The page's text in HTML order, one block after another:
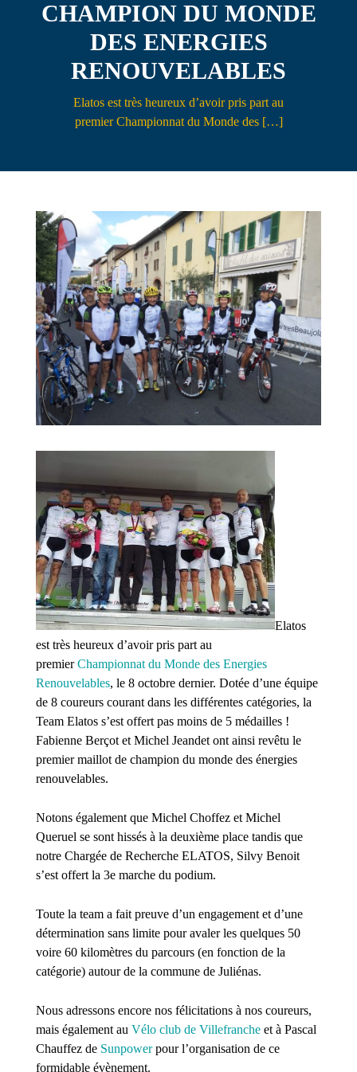
CHAMPION DU MONDE
DES ENERGIES
RENOUVELABLES
Elatos est très heureux d’avoir pris part au
premier Championnat du Monde des […]
Elatos
est très heureux d’avoir pris part au
premierChampionnat du Monde des Energies
Renouvelables, le 8 octobre dernier. Dotée d’une équipe
de 8 coureurs courant dans les différentes catégories, la
Team Elatos s’est offert pas moins de 5 médailles !
Fabienne Berçot et Michel Jeandet ont ainsi revêtu le
premier maillot de champion du monde des énergies
renouvelables.
Notons également que Michel Choffez et Michel
Queruel se sont hissés à la deuxième place tandis que
notre Chargée de Recherche ELATOS, Silvy Benoit
s’est offert la 3emarche du podium.
Toute la team a fait preuve d’un engagement et d’une
détermination sans limite pour avaler les quelques 50
voire 60 kilomètres du parcours (en fonction de la
catégorie) autour de la commune de Juliénas.
Nous adressons encore nos félicitations à nos coureurs,
mais également au Vélo club de Villefrancheet à Pascal
Chauffez de Sunpowerpour l’organisation de ce
formidable évènement.